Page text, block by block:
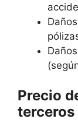
Precio